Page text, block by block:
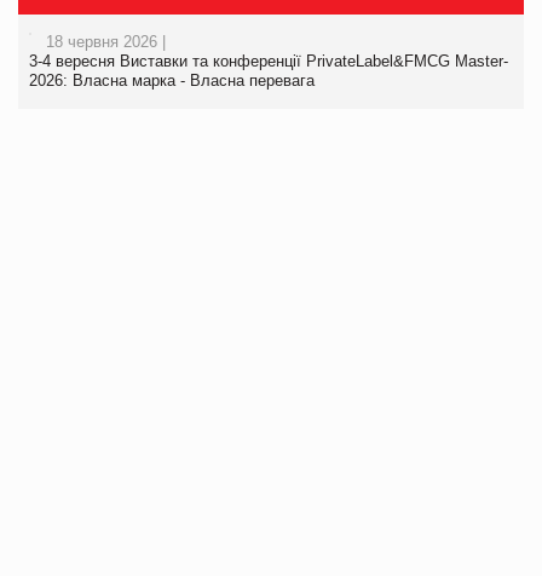
18 червня 2026 |
3-4 вересня Виставки та конференції PrivateLabel&FMCG Master-
2026: Власна марка - Власна перевага